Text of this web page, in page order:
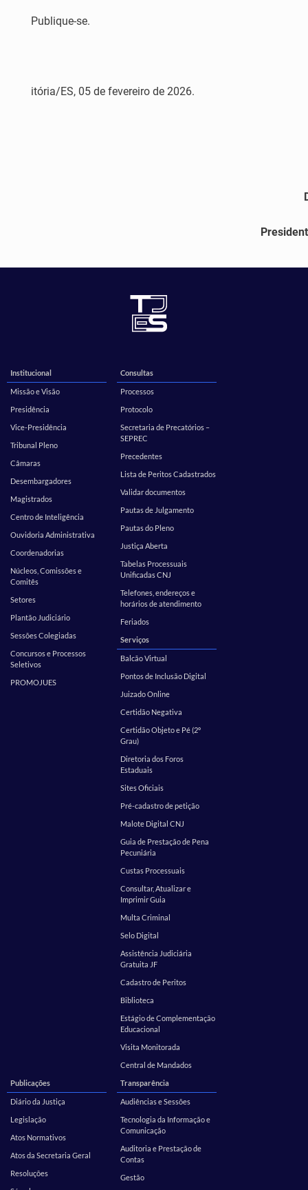
Publique-se.
itória/ES, 05 de fevereiro de 2026.
Institucional
Missão e Visão
Presidência
Vice-Presidência
Tribunal Pleno
Câmaras
Desembargadores
Magistrados
Centro de Inteligência
Ouvidoria Administrativa
Coordenadorias
Núcleos, Comissões e
Comitês
Setores
Plantão Judiciário
Sessões Colegiadas
Concursos e Processos
Seletivos
PROMOJUES
Consultas
Processos
Protocolo
Secretaria de Precatórios –
SEPREC
Precedentes
Lista de Peritos Cadastrados
Validar documentos
Pautas de Julgamento
Pautas do Pleno
Justiça Aberta
Tabelas Processuais
Unificadas CNJ
Telefones, endereços e
horários de atendimento
Feriados
Serviços
Balcão Virtual
Pontos de Inclusão Digital
Juizado Online
Certidão Negativa
Certidão Objeto e Pé (2º
Grau)
Diretoria dos Foros
Estaduais
Sites Oficiais
Pré-cadastro de petição
Malote Digital CNJ
Guia de Prestação de Pena
Pecuniária
Custas Processuais
Consultar, Atualizar e
Imprimir Guia
Multa Criminal
Selo Digital
Assistência Judiciária
Gratuita JF
Cadastro de Peritos
Biblioteca
Estágio de Complementação
Educacional
Visita Monitorada
Central de Mandados
Publicações
Diário da Justiça
Legislação
Atos Normativos
Atos da Secretaria Geral
Resoluções
Transparência
Audiências e Sessões
Tecnologia da Informação e
Comunicação
Auditoria e Prestação de
Contas
Gestão